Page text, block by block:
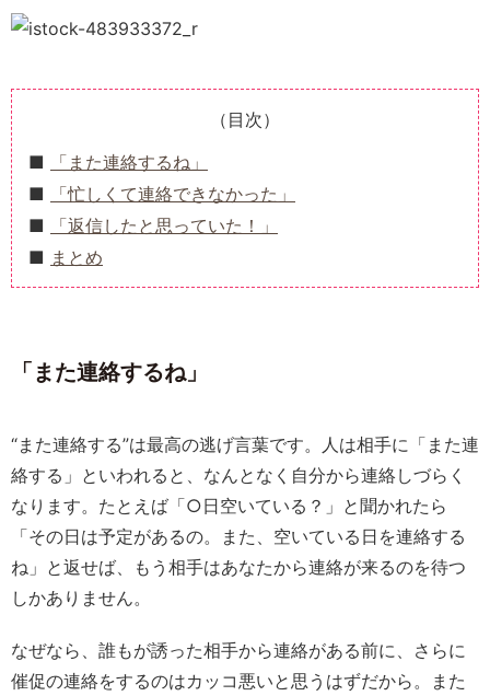
（目次）
「また連絡するね」
「忙しくて連絡できなかった」
「返信したと思っていた！」
まとめ
「また連絡するね」
“また連絡する”は最高の逃げ言葉です。人は相手に「また連
絡する」といわれると、なんとなく自分から連絡しづらく
なります。たとえば「○日空いている？」と聞かれたら
「その日は予定があるの。また、空いている日を連絡する
ね」と返せば、もう相手はあなたから連絡が来るのを待つ
しかありません。
なぜなら、誰もが誘った相手から連絡がある前に、さらに
催促の連絡をするのはカッコ悪いと思うはずだから。また